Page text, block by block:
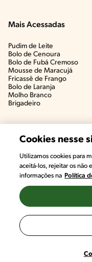
Mais Acessadas
Pudim de Leite
Bolo de Cenoura
Bolo de Fubá Cremoso
Mousse de Maracujá
Fricassê de Frango
Bolo de Laranja
Molho Branco
Brigadeiro
Cookies nesse
Utilizamos cookies para
aceitá-los, rejeitar os não
informações na Política